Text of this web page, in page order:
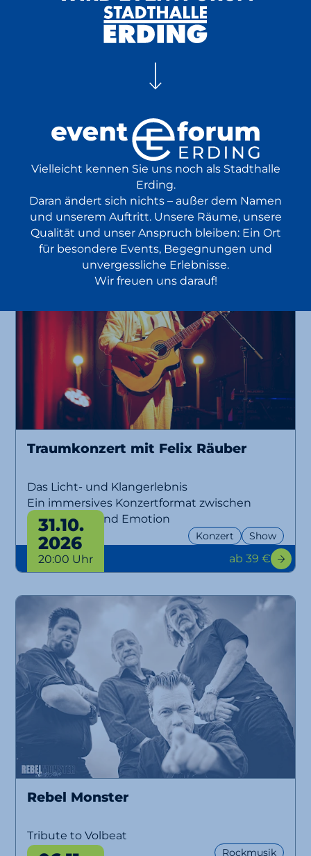
in Starbesetzung live vor Ort
Volksmusik
25.10.
2026
18:00 Uhr ab 37,20 €
Traumkonzert mit Felix Räuber
Das Licht- und Klangerlebnis
Ein immersives Konzertformat zwischen
Musik, Licht und Emotion
Konzert Show
31.10.
2026
20:00 Uhr ab 39 €
Rebel Monster
Tribute to Volbeat
Rockmusik
Vielleicht kennen Sie uns noch als Stadthalle
Erding.
Daran ändert sich nichts – außer dem Namen
und unserem Auftritt. Unsere Räume, unsere
Qualität und unser Anspruch bleiben: Ein Ort
für besondere Events, Begegnungen und
unvergessliche Erlebnisse.
Wir freuen uns darauf!